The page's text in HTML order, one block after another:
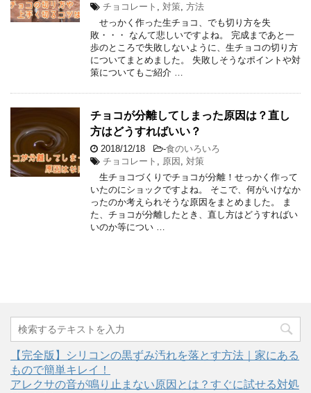
チョコレート
対策 方法
せっかく作った生チョコ、でも切り方を失
敗・・・ なんて悲しいですよね。 完成まであと一
歩のところで失敗しないように、生チョコの切り方
についてまとめました。 失敗しそうなポイントや対
策についてもご紹介 …
チョコが分離してしまった原因は？直し
方はどうすればいい？
2018/12/18 -食のいろいろ
チョコレート
原因 対策
生チョコづくりでチョコが分離！せっかく作って
いたのにショックですよね。 そこで、何がいけなか
ったのか考えられそうな原因をまとめました。 ま
た、チョコが分離したとき、直し方はどうすればい
いのか等につい …
【完全版】シリコンの黒ずみ汚れを落とす方法｜家にある
もので簡単キレイ！
アレクサの音が鳴り止まない原因とは？すぐに試せる対処